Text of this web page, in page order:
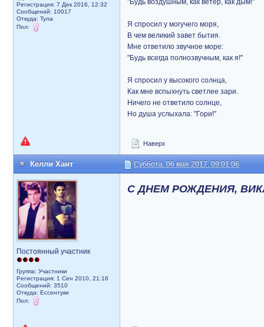
Регистрация: 7 Дек 2016, 12:32
Сообщений: 10017
Откуда: Тула
Пол:
"Будь воздушным, как ветер, как дым!"
Я спросил у могучего моря,
В чем великий завет бытия.
Мне ответило звучное море:
"Будь всегда полнозвучным, как я!"
Я спросил у высокого солнца,
Как мне вспыхнуть светлее зари.
Ничего не ответило солнце,
Но душа услыхала: "Гори!"
Наверх
Келли Хант Суббота, 06 мая 2017, 09:01:06
Постоянный участник
Группа: Участники
Регистрация: 1 Сен 2010, 21:16
Сообщений: 3510
Откуда: Ессентуки
Пол:
С ДНЕМ РОЖДЕНИЯ,